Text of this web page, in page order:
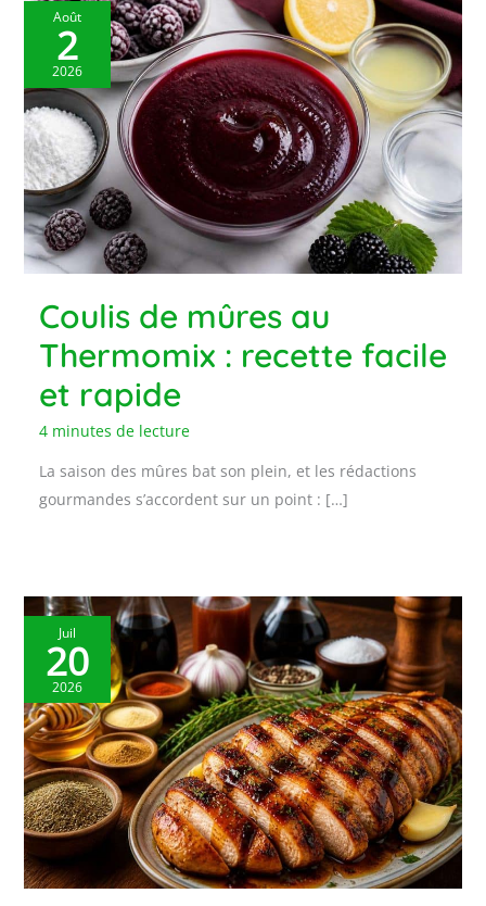
Août
2
2026
Coulis de mûres au
Thermomix : recette facile
et rapide
4 minutes de lecture
La saison des mûres bat son plein, et les rédactions
gourmandes s’accordent sur un point : […]
Juil
20
2026